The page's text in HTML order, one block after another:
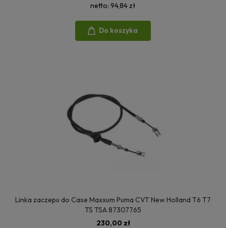
netto: 94,84 zł
Do koszyka
Linka zaczepu do Case Maxxum Puma CVT New Holland T6 T7
TS TSA 87307765
230,00 zł